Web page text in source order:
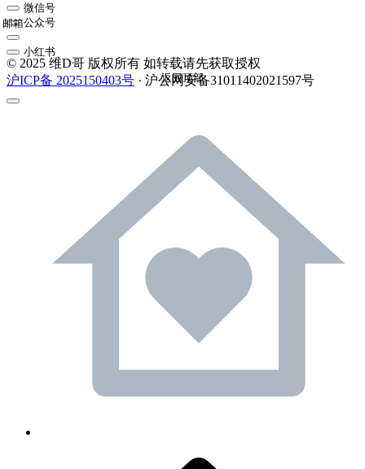
微信号
公众号
邮箱
小红书
© 2025 维D哥 版权所有 如转载请先获取授权
沪ICP备 2025150403号 · 沪公网安备31011402021597号
返回顶部